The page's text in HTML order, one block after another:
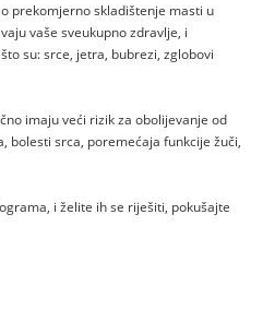
prekomjerno skladištenje masti u
vaše sveukupno zdravlje, i
su: srce, jetra, bubrezi, zglobovi
imaju veći rizik za obolijevanje od
bolesti srca, poremećaja funkcije žuči,
i želite ih se riješiti, pokušajte